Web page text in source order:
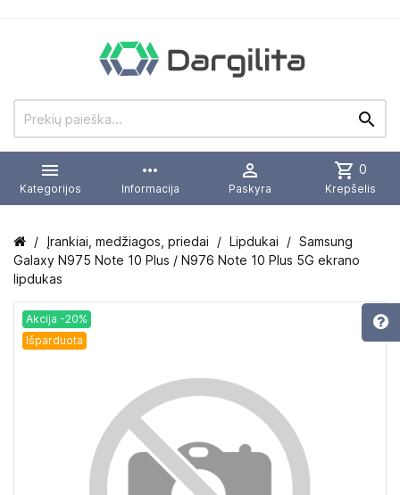


Kategorijos
more_horiz
Informacija

Paskyra
shopping_cart 0
Krepšelis
Įrankiai, medžiagos, priedai Lipdukai
Samsung
Galaxy N975 Note 10 Plus / N976 Note 10 Plus 5G ekrano
lipdukas
Akcija -20%
Išparduota